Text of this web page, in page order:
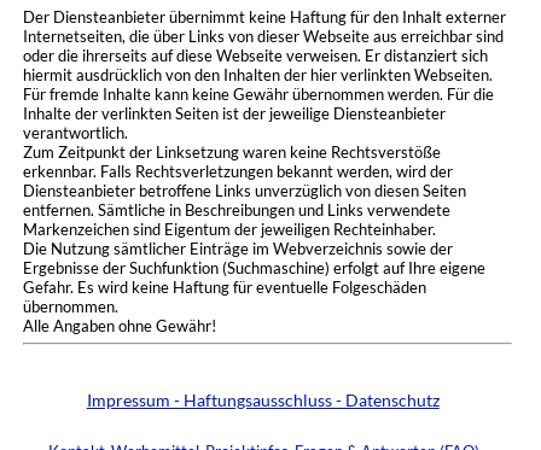
Der Diensteanbieter übernimmt keine Haftung für den Inhalt externer
Internetseiten, die über Links von dieser Webseite aus erreichbar sind
oder die ihrerseits auf diese Webseite verweisen. Er distanziert sich
hiermit ausdrücklich von den Inhalten der hier verlinkten Webseiten.
Für fremde Inhalte kann keine Gewähr übernommen werden. Für die
Inhalte der verlinkten Seiten ist der jeweilige Diensteanbieter
verantwortlich.
Zum Zeitpunkt der Linksetzung waren keine Rechtsverstöße
erkennbar. Falls Rechtsverletzungen bekannt werden, wird der
Diensteanbieter betroffene Links unverzüglich von diesen Seiten
entfernen. Sämtliche in Beschreibungen und Links verwendete
Markenzeichen sind Eigentum der jeweiligen Rechteinhaber.
Die Nutzung sämtlicher Einträge im Webverzeichnis sowie der
Ergebnisse der Suchfunktion (Suchmaschine) erfolgt auf Ihre eigene
Gefahr. Es wird keine Haftung für eventuelle Folgeschäden
übernommen.
Alle Angaben ohne Gewähr!
Impressum - Haftungsausschluss - Datenschutz